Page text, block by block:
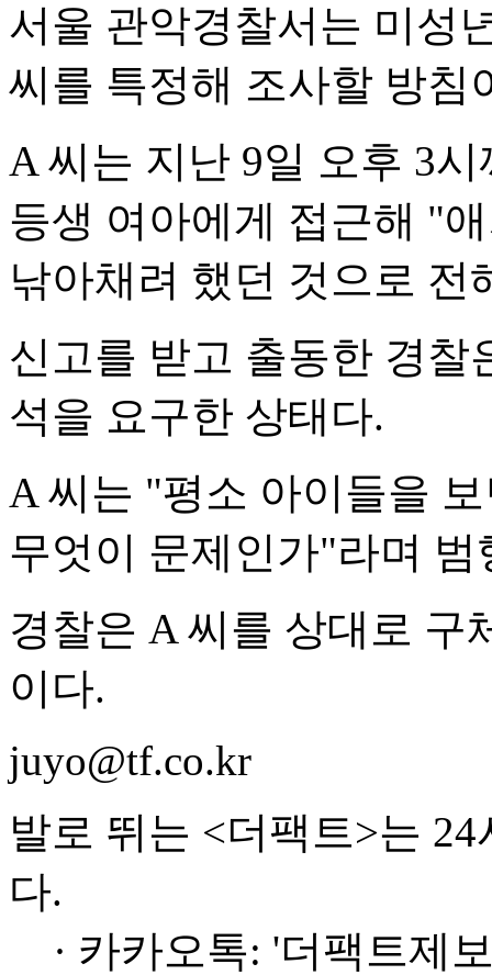
서울 관악경찰서는 미성
씨를 특정해 조사할 방침
A 씨는 지난 9일 오후 3
등생 여아에게 접근해 "
낚아채려 했던 것으로 전
신고를 받고 출동한 경찰
석을 요구한 상태다.
A 씨는 "평소 아이들을
무엇이 문제인가"라며
경찰은 A 씨를 상대로 구
이다.
juyo@tf.co.kr
발로 뛰는 <더팩트>는
다.
· 카카오톡: '더팩트제